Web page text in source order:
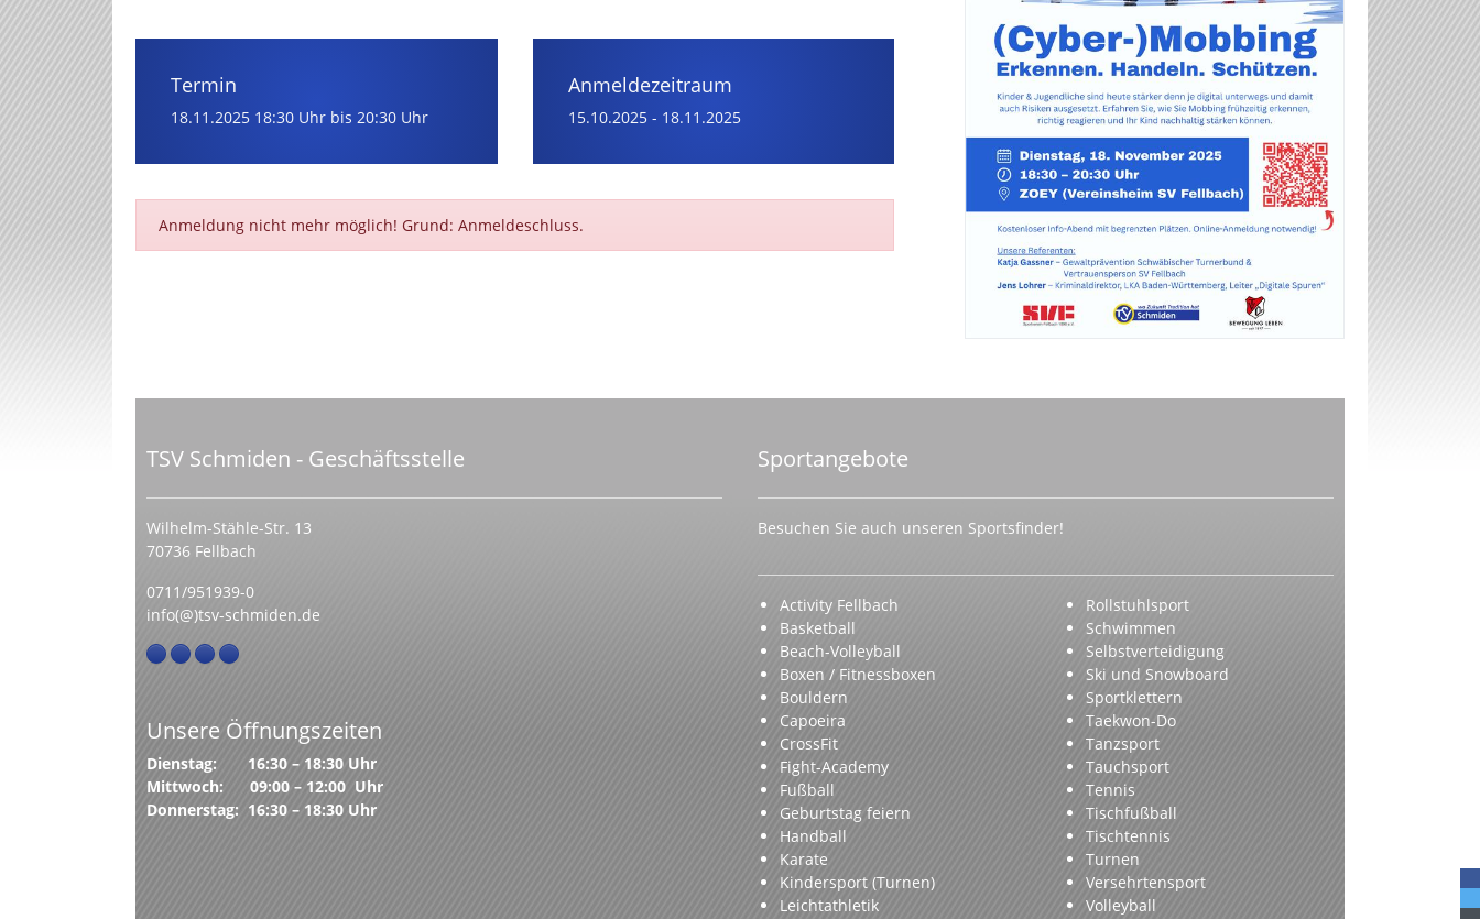
Termin
18.11.2025 18:30 Uhr bis 20:30 Uhr
Anmeldezeitraum
15.10.2025 - 18.11.2025
Anmeldung nicht mehr möglich! Grund: Anmeldeschluss.
TSV Schmiden - Geschäftsstelle
Wilhelm-Stähle-Str. 13
70736 Fellbach
0711/951939-0
info(@)tsv-schmiden.de
Unsere Öffnungszeiten
Dienstag: 16:30 – 18:30 Uhr
Mittwoch: 09:00 – 12:00 Uhr
Donnerstag: 16:30 – 18:30 Uhr
Sportangebote
Besuchen Sie auch unseren Sportsfinder!
Activity Fellbach
Basketball
Beach-Volleyball
Boxen / Fitnessboxen
Bouldern
Capoeira
CrossFit
Fight-Academy
Fußball
Geburtstag feiern
Handball
Karate
Kindersport (Turnen)
Leichtathletik
Rollstuhlsport
Schwimmen
Selbstverteidigung
Ski und Snowboard
Sportklettern
Taekwon-Do
Tanzsport
Tauchsport
Tennis
Tischfußball
Tischtennis
Turnen
Versehrtensport
Volleyball